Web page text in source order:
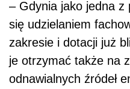
– Gdynia jako jedna z
się udzielaniem
zakresie i dotacji już
je otrzymać także na
odnawialnych źródeł